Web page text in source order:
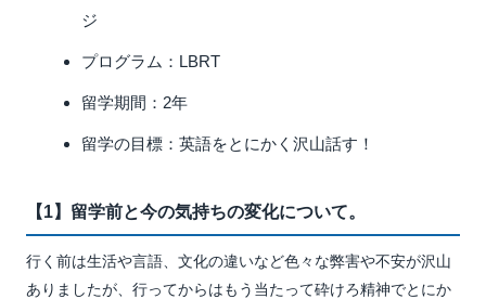
ジ
プログラム：LBRT
留学期間：2年
留学の目標：英語をとにかく沢山話す！
【1】留学前と今の気持ちの変化について。
行く前は生活や言語、文化の違いなど色々な弊害や不安が沢山
ありましたが、行ってからはもう当たって砕けろ精神でとにか